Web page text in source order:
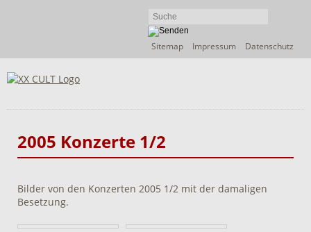
Navigation
Sitemap Impressum Datenschutz
2005 Konzerte 1/2
Bilder von den Konzerten 2005 1/2 mit der damaligen
Besetzung.